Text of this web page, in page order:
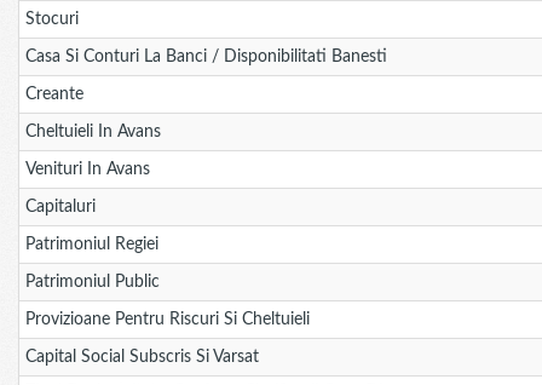
Stocuri
Casa Si Conturi La Banci / Disponibilitati Banesti
Creante
Cheltuieli In Avans
Venituri In Avans
Capitaluri
Patrimoniul Regiei
Patrimoniul Public
Provizioane Pentru Riscuri Si Cheltuieli
Capital Social Subscris Si Varsat